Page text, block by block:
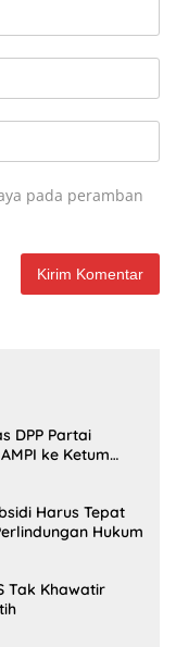
pada peramban
DPP Partai
ke Ketum
Harus Tepat
Hukum
Tak Khawatir